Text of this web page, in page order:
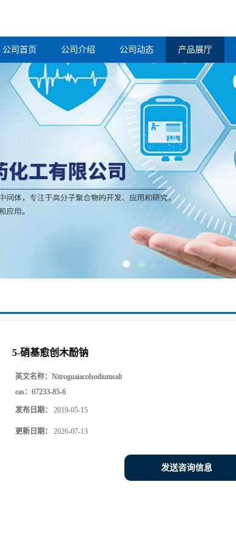
公司首页 公司介绍 公司动态 产品展厅
5-硝基愈创木酚钠
英文名称： Nitroguaiacolsodiumsalt
cas： 67233-85-6
发布日期： 2019-05-15
更新日期： 2026-07-13
发送咨询信息